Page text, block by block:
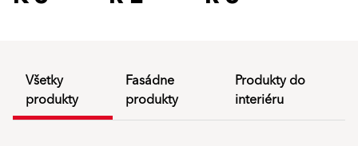
Všetky
produkty
Fasádne
produkty
Produkty do
interiéru